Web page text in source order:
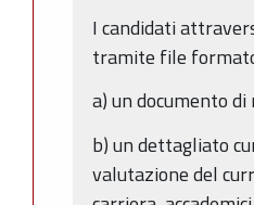
I candidati
tramite file
a) un documento
b) un dettagliato
valutazione del